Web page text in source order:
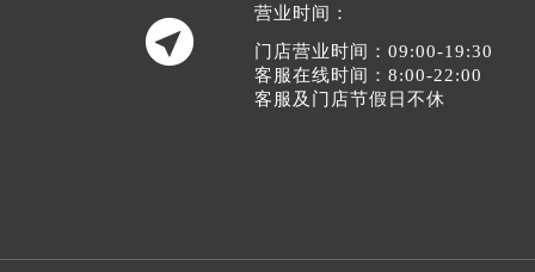
内蒙古自治区鄂尔多斯市东胜区伊
内蒙古自治区呼伦贝尔市海拉尔区
内蒙古自治区通辽市科尔沁区明仁
内蒙古自治区乌海市海勃湾区人民

营业时间：
门店营业时间：09:00-19:30
客服在线时间：8:00-22:00
客服及门店节假日不休